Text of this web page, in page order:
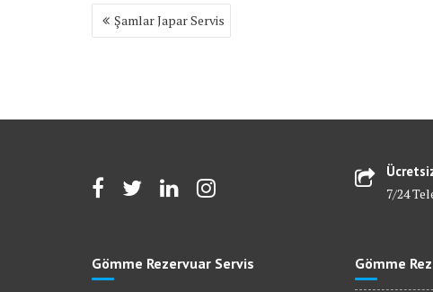
Yazı
gezinmesi
Şamlar Japar Servis
7/24
Gömme Rezervuar Servis Gömme